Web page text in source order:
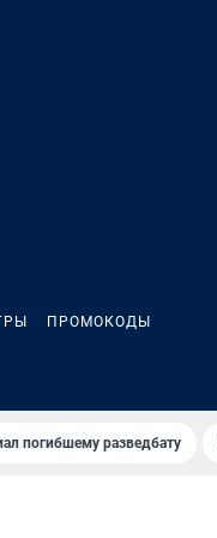
ПРОМОКОДЫ
погибшему разведбату